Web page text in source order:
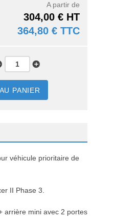
A partir de
304,00 € HT
364,80 € TTC
PANIER
véhicule prioritaire de
II Phase 3.
arrière mini avec 2 portes